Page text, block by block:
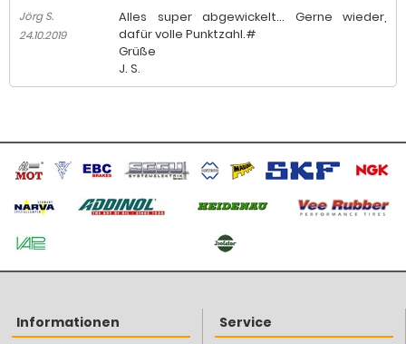
Jörg S.
24.10.2019
Alles super abgewickelt... Gerne wieder,
dafür volle Punktzahl.#
Grüße
J. S.
Informationen Service